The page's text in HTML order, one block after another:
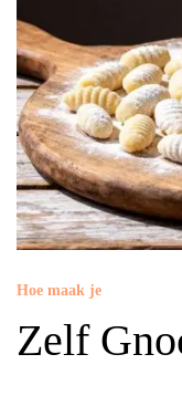
Hoe maak je
Zelf